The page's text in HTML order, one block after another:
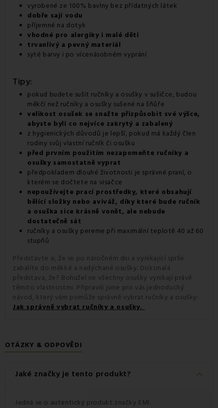
vyrobené ze 100% bavlny bez přídatných látek
dobře sají vodu
příjemné na dotyk
vhodné pro alergiky i malé děti
trvanlivý a pevný materiál
syté barvy i po vícenásobném vyprání
Tipy:
pokud budete sušit ručníky a osušky v sušičce, budou
měkčí než ručníky a osušky sušené na šňůře
velikost osušek se snažte přizpůsobit své výšce,
abyste byli co nejvíce zakrytý a zabalený
z hygienických důvodů je lepší, pokud má každý člen
rodiny svůj vlastní ručník či osušku
před prvním použitím nezapomeňte ručníky a
osušky samostatně vyprat
předpokladem dlouhé životnosti je správné praní, o
kterém se dočtete na visačce
nepoužívejte prací prostředky, které obsahují
bělící složky nebo aviváž, díky které bude ručník
a osuška sice krásně vonět, ale nebude
dostatečně sát
ručníky a osušky pereme při maximální teplotě 40 až 60
stupňů
Představte si, že se po náročném dni a vynikající sprše
zabalíte do měkké a nadýchané osušky. Dokonalá
představa, že? Bohužel ne všechny osušky vynikají právě
těmito vlastnostmi. Připravili jsme pro vás jednoduchý
návod, který vám pomůže správně vybrat ručníky a osušky:
Jak správně vybrat ručníky a osušky.
OTÁZKY & ODPOVĚDI
Jaké značky je tento produkt? keyboard_arrow_down
Jedná se o autentický produkt značky EMI.